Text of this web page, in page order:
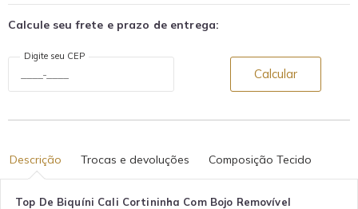
Calcule seu frete e prazo de entrega:
Digite seu CEP
Calcular
Descrição Trocas e devoluções Composição Tecido
Top De Biquíni Cali Cortininha Com Bojo Removível